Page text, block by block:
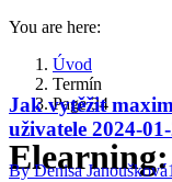
You are here:
Úvod
Termín
Page 34
Elearning:
Jak vytěžit
uživatele 2024-
ByDenisa Janoušková